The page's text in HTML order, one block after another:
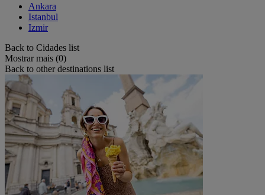
Ankara
Istanbul
Izmir
Back to Cidades list
Mostrar mais (0)
Back to other destinations list